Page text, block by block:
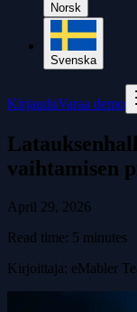
Norsk
Svenska
KirjauduVaraa demo
vaihtamisen
April 29, 2026
Read time: 5 minutes
Kirjoittaja: eMabler